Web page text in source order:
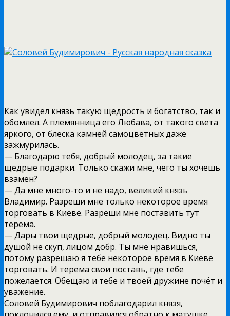
Как увидел князь такую щедрость и богатство, так и
обомлел. А племянница его Любава, от такого света
яркого, от блеска камней самоцветных даже
зажмурилась.
— Благодарю тебя, добрый молодец, за такие
щедрые подарки. Только скажи мне, чего ты хочешь
взамен?
— Да мне много-то и не надо, великий князь
Владимир. Разреши мне только некоторое время
торговать в Киеве. Разреши мне поставить тут
терема.
— Дары твои щедрые, добрый молодец. Видно ты
душой не скуп, лицом добр. Ты мне нравишься,
потому разрешаю я тебе некоторое время в Киеве
торговать. И терема свои поставь, где тебе
пожелается. Обещаю и тебе и твоей дружине почёт и
уважение.
Соловей Будимирович поблагодарил князя,